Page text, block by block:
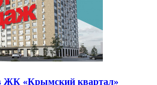
ЖК «Крымский квартал»